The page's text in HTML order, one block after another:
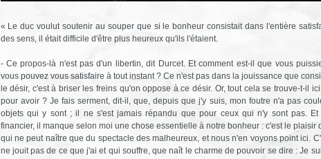
« Le duc voulut soutenir au souper que si le bonheur consistait dans l'entière
des sens, il était difficile d'être plus heureux qu'ils l'étaient.
- Ce propos-là n'est pas d'un libertin, dit Durcet. Et comment est-il que vous
vous pouvez vous satisfaire à tout instant ? Ce n'est pas dans la jouissance que
le désir, c'est à briser les freins qu'on oppose à ce désir. Or, tout cela se trouve-t-il
pour avoir ? Je fais serment, dit-il, que, depuis que j'y suis, mon foutre n'a pas
objets qui y sont ; il ne s'est jamais répandu que pour ceux qui n'y sont pas.
financier, il manque selon moi une chose essentielle à notre bonheur : c'est le plaisir
qui ne peut naître que du spectacle des malheureux, et nous n'en voyons point ici.
ne jouit pas de ce que j'ai et qui souffre, que naît le charme de pouvoir se dire : Je